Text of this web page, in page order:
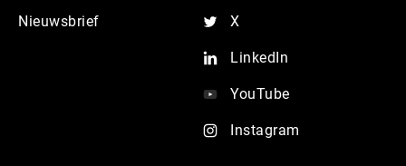
Nieuwsbrief X
LinkedIn
YouTube
Instagram